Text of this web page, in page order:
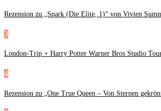
Rezension zu „Spark (Die Elite, 1)“ von Vivien
3
London-Trip + Harry Potter Warner Bros Studio
4
Rezension zu „One True Queen – Von Sternen